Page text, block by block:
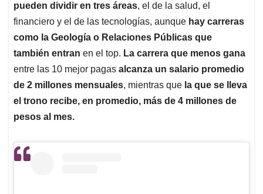
pueden dividir en tres áreas, el de la salud, el
financiero y el de las tecnologías, aunque hay carreras
como la Geología o Relaciones Públicas que
también entran en el top. La carrera que menos gana
entre las 10 mejor pagas alcanza un salario promedio
de 2 millones mensuales, mientras que la que se lleva
el trono recibe, en promedio, más de 4 millones de
pesos al mes.